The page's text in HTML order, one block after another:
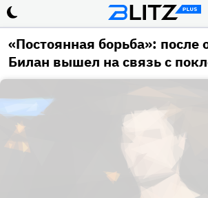
«Постоянная борьба»: после
Билан вышел на связь с